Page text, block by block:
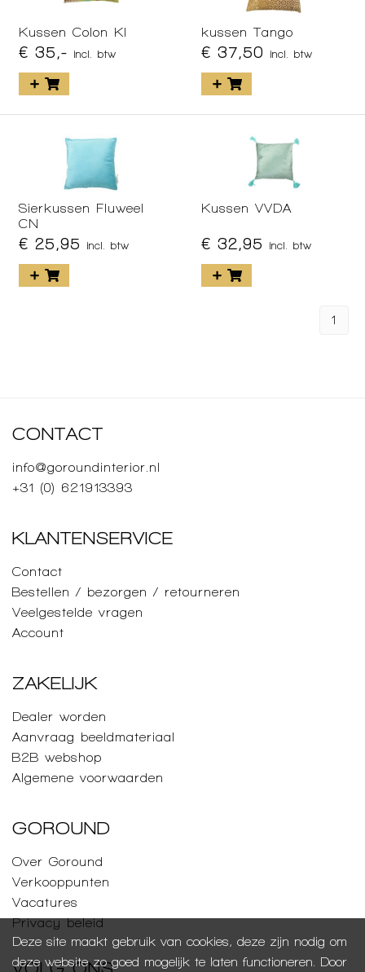
Kussen Colon KI
€ 35,- incl. btw
kussen Tango
€ 37,50 incl. btw
Sierkussen Fluweel
CN
€ 25,95 incl. btw
Kussen VVDA
€ 32,95 incl. btw
1
Deze site maakt gebruik van cookies, deze zijn nodig om
deze website zo goed mogelijk te laten functioneren. Door
CONTACT
info@goroundinterior.nl
+31 (0) 621913393
KLANTENSERVICE
Contact
Bestellen / bezorgen / retourneren
Veelgestelde vragen
Account
ZAKELIJK
Dealer worden
Aanvraag beeldmateriaal
B2B webshop
Algemene voorwaarden
GOROUND
Over Goround
Verkooppunten
Vacatures
Privacy beleid
VOLG ONS